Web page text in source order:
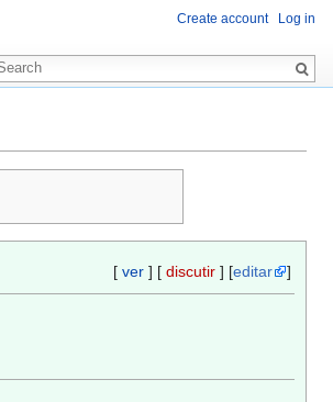
[ ver ] [ discutir ] [editar ]
Create account Log in